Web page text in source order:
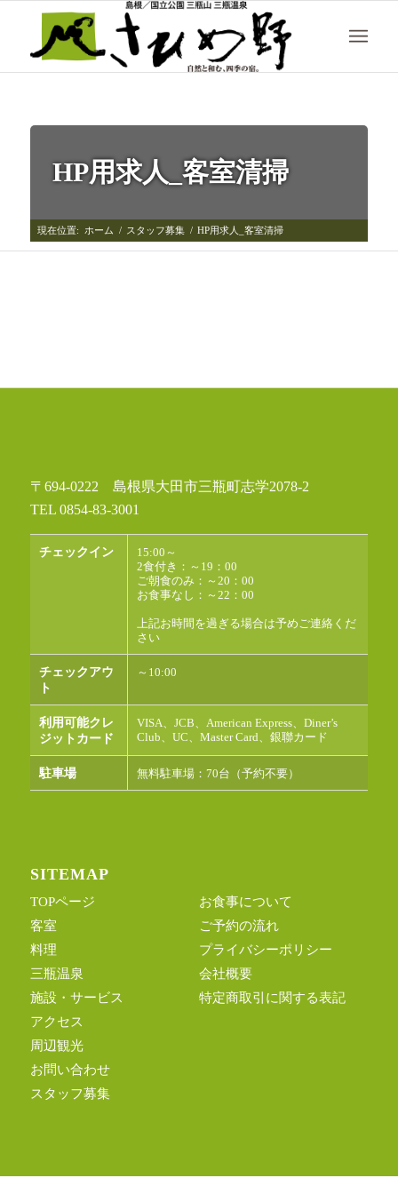
HP用求人_客室清掃
現在位置: ホーム / スタッフ募集 / HP用求人_客室清掃
〒694-0222 島根県大田市三瓶町志学2078-2
TEL 0854-83-3001
チェックイン
15:00～
2食付き：～19：00
ご朝食のみ：～20：00
お食事なし：～22：00
上記お時間を過ぎる場合は予めご連絡くだ
さい
チェックアウ
ト
～10:00
利用可能クレ
ジットカード
VISA、JCB、American Express、Diner’s
Club、UC、Master Card、銀聯カード
駐車場 無料駐車場：70台（予約不要）
SITEMAP
TOPページ
客室
料理
三瓶温泉
施設・サービス
アクセス
周辺観光
お問い合わせ
スタッフ募集
お食事について
ご予約の流れ
プライバシーポリシー
会社概要
特定商取引に関する表記